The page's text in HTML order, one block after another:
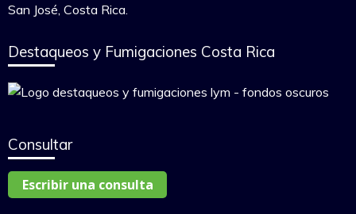
San José, Costa Rica.
Destaqueos y Fumigaciones Costa Rica
Consultar
Escribir una consulta